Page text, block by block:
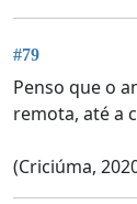
#79
Penso que o
remota, até a
(Criciúma,